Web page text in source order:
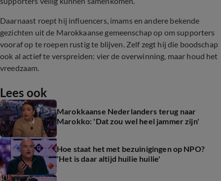
Daarnaast roept hij influencers, imams en andere bekende
gezichten uit de Marokkaanse gemeenschap op om supporters
vooraf op te roepen rustig te blijven. Zelf zegt hij die boodschap
ook al actief te verspreiden: vier de overwinning, maar houd het
vreedzaam.
Lees ook
Marokkaanse Nederlanders terug naar
Marokko: 'Dat zou wel heel jammer zijn'
Hoe staat het met bezuinigingen op NPO?
'Het is daar altijd huilie huilie'